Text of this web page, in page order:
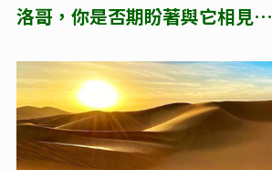
洛哥，你是否期盼著與它相見…